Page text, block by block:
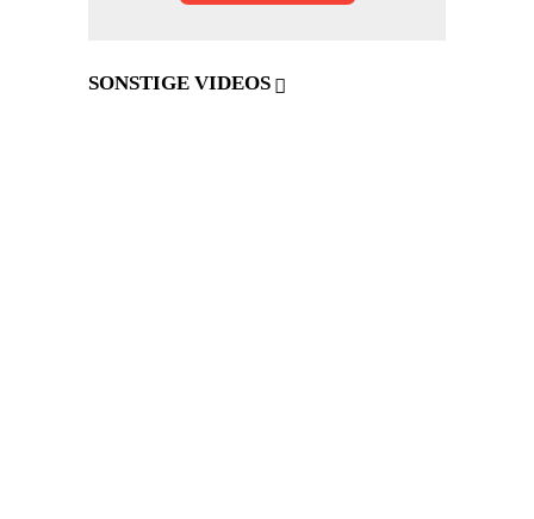
SONSTIGE VIDEOS